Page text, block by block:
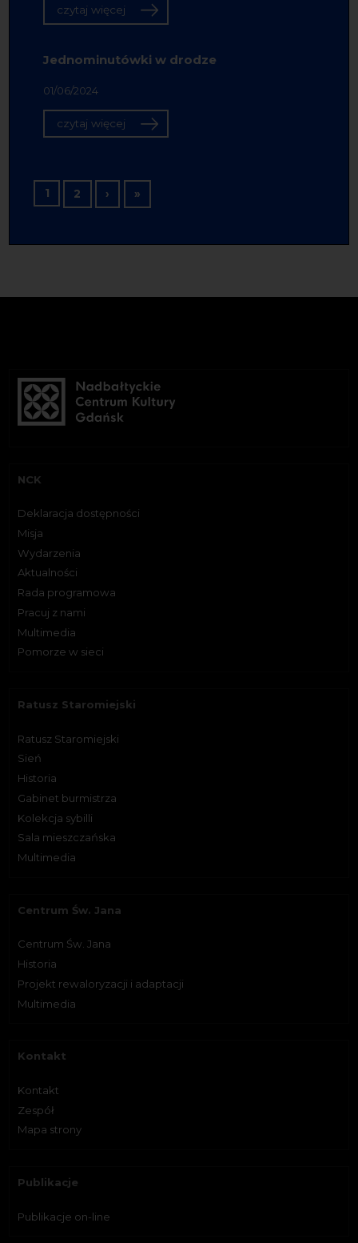
czytaj więcej
Jednominutówki w drodze
01/06/2024
czytaj więcej
Stronicowanie
1 2 › Następna strona
»Ostatnia strona
NCK
Deklaracja dostępności
Misja
Wydarzenia
Aktualności
Rada programowa
Pracuj z nami
Multimedia
Pomorze w sieci
Ratusz Staromiejski
Ratusz Staromiejski
Sień
Historia
Gabinet burmistrza
Kolekcja sybilli
Sala mieszczańska
Multimedia
Centrum Św. Jana
Centrum Św. Jana
Historia
Projekt rewaloryzacji i adaptacji
Multimedia
Kontakt
Kontakt
Zespół
Mapa strony
Publikacje
Publikacje on-line